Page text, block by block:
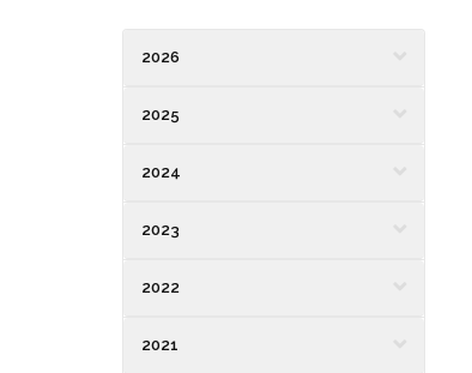
2026
2025
2024
2023
2022
2021